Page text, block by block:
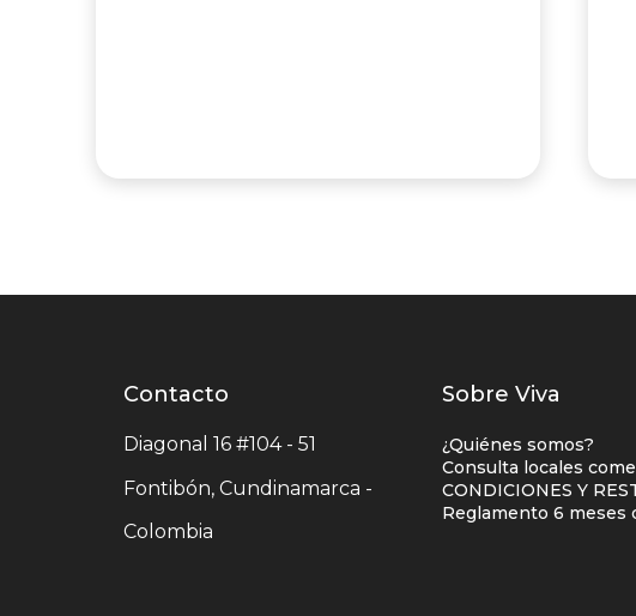
Contacto
centro
Contacto
Diagonal 16 #104 - 51
Fontibón, Cundinamarca -
Colombia
Listados
enlaces
centro
comercial
Sobre Viva
¿Quiénes somos?
Consulta locales
CONDICIONES Y
Reglamento 6 meses